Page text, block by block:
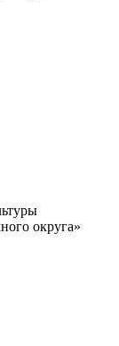
округа»